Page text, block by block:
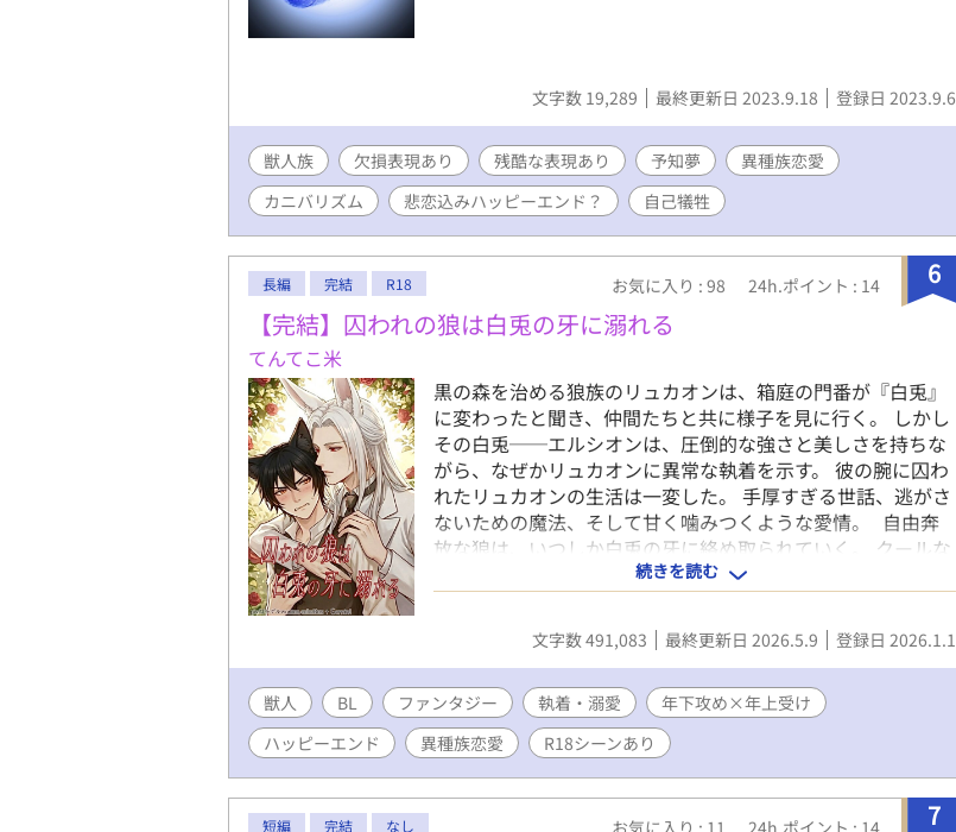
文字数 19,289 最終更新日 2023.9.18 登録日 2023.9.6
獣人族 欠損表現あり 残酷な表現あり 予知夢
異種族恋愛
カニバリズム
悲恋込みハッピーエンド？ 自己犠牲
6
長編 完結 R18 お気に入り : 98 24h.ポイント : 14
【完結】囚われの狼は白兎の牙に溺れる
てんてこ米
黒の森を治める狼族のリュカオンは、箱庭の門番が『白兎』
に変わったと聞き、仲間たちと共に様子を見に行く。 しかし
その白兎──エルシオンは、圧倒的な強さと美しさを持ちな
がら、なぜかリュカオンに異常な執着を示す。 彼の腕に囚わ
れたリュカオンの生活は一変した。 手厚すぎる世話、逃がさ
ないための魔法、そして甘く噛みつくような愛情。 自由奔
放な狼は、いつしか白兎の牙に絡め取られていく。 クールな
年下美人攻め × 勝ち気でやんちゃな年上受け。 執着と溺愛
が交錯する、獣人ファンタジーBL。
続きを読む
文字数 491,083 最終更新日 2026.5.9 登録日 2026.1.1
獣人 BL ファンタジー 執着・溺愛
年下攻め×年上受け
ハッピーエンド
異種族恋愛 R18シーンあり
7
短編 完結 なし お気に入り : 11 24h.ポイント : 14